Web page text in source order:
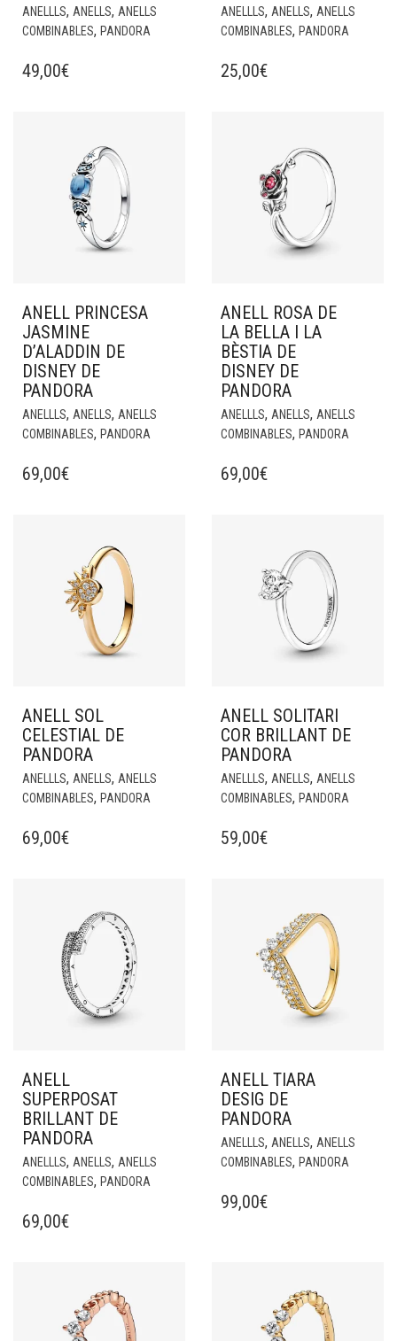
ANELLLS, ANELLS, ANELLS
COMBINABLES, PANDORA
49,00€
ANELLLS, ANELLS, ANELLS
COMBINABLES, PANDORA
25,00€
ANELL PRINCESA
JASMINE
D’ALADDIN DE
DISNEY DE
PANDORA
ANELLLS, ANELLS, ANELLS
COMBINABLES, PANDORA
69,00€
ANELL ROSA DE
LA BELLA I LA
BÈSTIA DE
DISNEY DE
PANDORA
ANELLLS, ANELLS, ANELLS
COMBINABLES, PANDORA
69,00€
ANELL SOL
CELESTIAL DE
PANDORA
ANELLLS, ANELLS, ANELLS
COMBINABLES, PANDORA
69,00€
ANELL SOLITARI
COR BRILLANT DE
PANDORA
ANELLLS, ANELLS, ANELLS
COMBINABLES, PANDORA
59,00€
ANELL
SUPERPOSAT
BRILLANT DE
PANDORA
ANELLLS, ANELLS, ANELLS
COMBINABLES, PANDORA
69,00€
ANELL TIARA
DESIG DE
PANDORA
ANELLLS, ANELLS, ANELLS
COMBINABLES, PANDORA
99,00€